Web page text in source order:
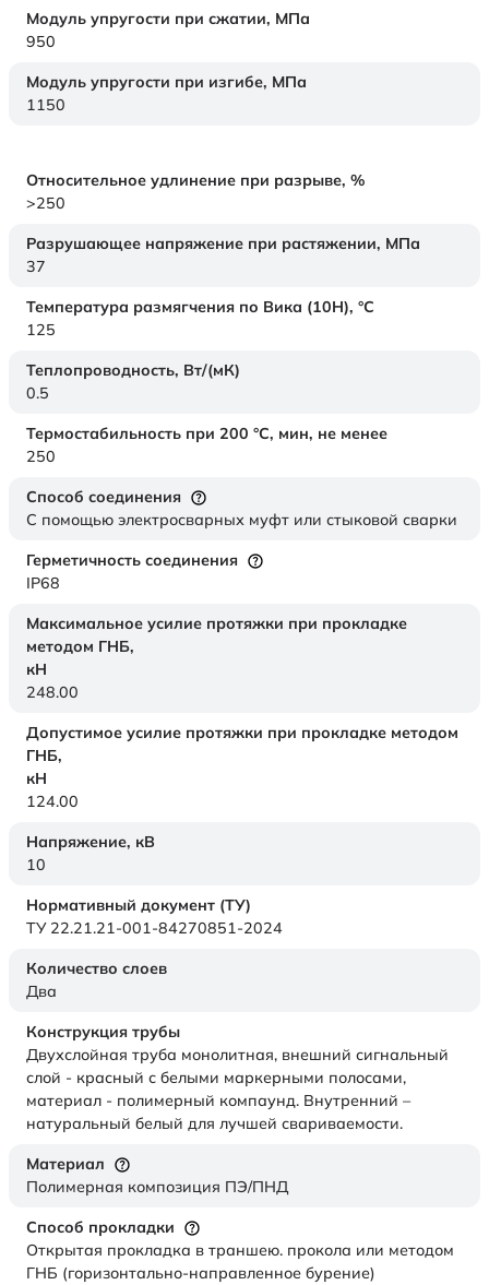
Модуль упругости при сжатии, МПа
950
Модуль упругости при изгибе, МПа
1150
Относительное удлинение при разрыве, %
>250
Разрушающее напряжение при растяжении, МПа
37
Температура размягчения по Вика (10Н), °C
125
Теплопроводность, Вт/(мК)
0.5
Термостабильность при 200 °С, мин, не менее
250
Способ соединения
С помощью электросварных муфт или стыковой сварки
Герметичность соединения
IP68
Максимальное усилие протяжки при прокладке
методом ГНБ,
кН
248.00
Допустимое усилие протяжки при прокладке методом
ГНБ,
кН
124.00
Напряжение, кВ
10
Нормативный документ (ТУ)
ТУ 22.21.21-001-84270851-2024
Количество слоев
Два
Конструкция трубы
Двухслойная труба монолитная, внешний сигнальный
слой - красный с белыми маркерными полосами,
материал - полимерный компаунд. Внутренний –
натуральный белый для лучшей свариваемости.
Материал
Полимерная композиция ПЭ/ПНД
Способ прокладки
Открытая прокладка в траншею. прокола или методом
ГНБ (горизонтально-направленное бурение)